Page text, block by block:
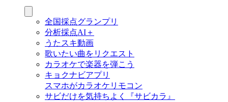
全国採点グランプリ
分析採点AI＋
うたスキ動画
歌いたい曲をリクエスト
カラオケで楽器を弾こう
キョクナビアプリ
スマホがカラオケリモコン
サビだけを気持ちよく『サビカラ』